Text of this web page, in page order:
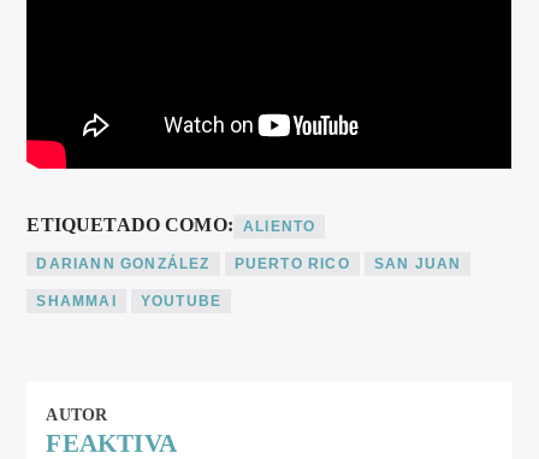
ETIQUETADO COMO: ALIENTO
DARIANN GONZÁLEZ PUERTO RICO SAN JUAN
SHAMMAI YOUTUBE
AUTOR
FEAKTIVA